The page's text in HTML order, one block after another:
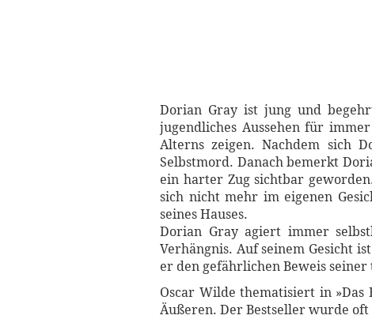
Dorian Gray ist jung und
jugendliches Aussehen für
Alterns zeigen. Nachdem sich
Selbstmord. Danach bemerkt
ein harter Zug sichtbar
sich nicht mehr im eigenen
seines Hauses.
Dorian Gray agiert immer
Verhängnis. Auf seinem Gesicht
er den gefährlichen Beweis
Oscar Wilde thematisiert in »Das
Äußeren. Der Bestseller wurde